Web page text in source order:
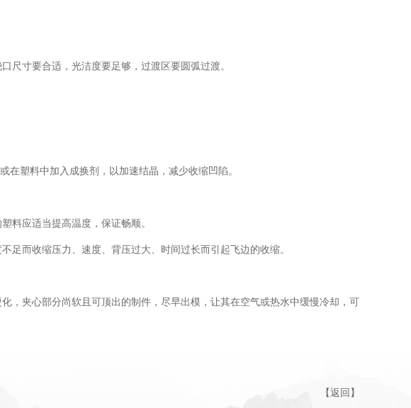
尺寸要合适，光洁度要足够，过渡区要圆弧过渡。
塑料中加入成换剂，以加速结晶，减少收缩凹陷。
料应适当提高温度，保证畅顺。
足而收缩压力、速度、背压过大、时间过长而引起飞边的收缩。
，夹心部分尚软且可顶出的制件，尽早出模，让其在空气或热水中缓慢冷却，可
【返回 】